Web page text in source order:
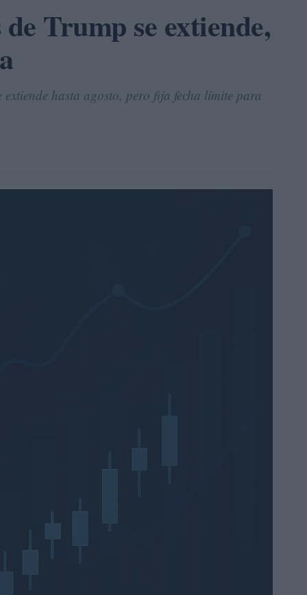
Trump se extiende,
hasta agosto, pero fija fecha límite para